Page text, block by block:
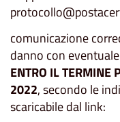
comunicazione
danno con
ENTRO IL TERMINE
2022, secondo le
scaricabile dal link: